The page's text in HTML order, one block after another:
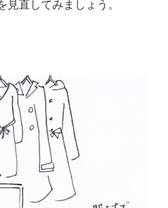
見直してみましょう。